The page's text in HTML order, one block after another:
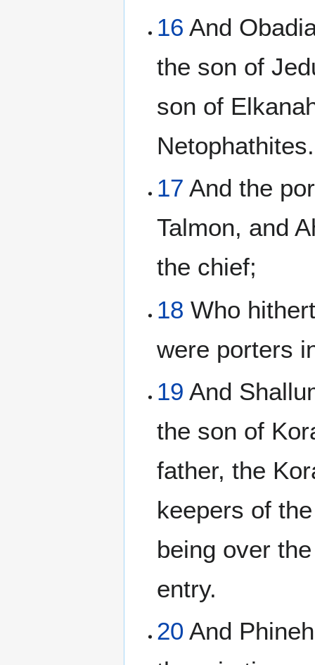
16 And
the son of
son of
Netophathites.
17 And the
Talmon, and
the chief;
18 Who
were porters
19 And
the son of
father, the
keepers of
being over
entry.
20 And